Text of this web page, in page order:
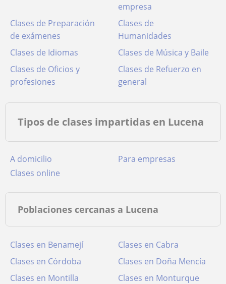
empresa
Clases de Preparación
de exámenes
Clases de
Humanidades
Clases de Idiomas
Clases de Música y Baile
Clases de Oficios y
profesiones
Clases de Refuerzo en
general
Tipos de clases impartidas en Lucena
a domicilio
para empresas
clases online
Poblaciones cercanas a Lucena
Clases en Benamejí
Clases en Cabra
Clases en Córdoba
Clases en Doña Mencía
Clases en Montilla
Clases en Monturque